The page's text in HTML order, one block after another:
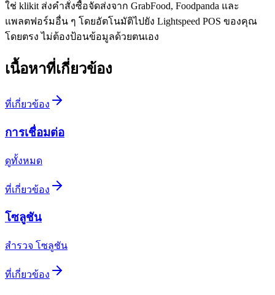
ใช่ klikit ส่งคำสั่งซื้อจัดส่งจาก GrabFood, Foodpanda และ
แพลตฟอร์มอื่น ๆ โดยอัตโนมัติไปยัง Lightspeed POS ของคุณ
โดยตรง ไม่ต้องป้อนข้อมูลด้วยตนเอง
เนื้อหาที่เกี่ยวข้อง
ที่เกี่ยวข้อง
การเชื่อมต่อ
ดูทั้งหมด
ที่เกี่ยวข้อง
โซลูชัน
สำรวจ โซลูชัน
ที่เกี่ยวข้อง